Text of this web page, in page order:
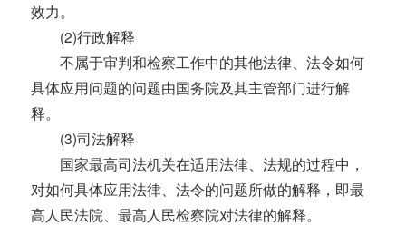
效力。
(2)行政解释
不属于审判和检察工作中的其他法律、法令如何
具体应用问题的问题由国务院及其主管部门进行解
释。
(3)司法解释
国家最高司法机关在适用法律、法规的过程中，
对如何具体应用法律、法令的问题所做的解释，即最
高人民法院、最高人民检察院对法律的解释。